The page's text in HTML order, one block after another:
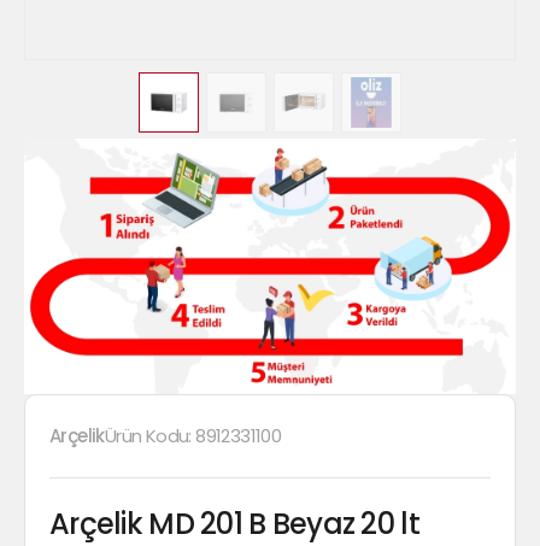
ArçelikÜrün Kodu: 8912331100
Arçelik MD 201 B Beyaz 20 lt